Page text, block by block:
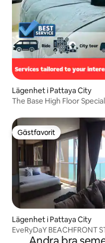
Lägenhet i Pattaya City
The Base High Floor
Gästfavorit
Gästfavorit
Lägenhet i Pattaya City
EveRyDaY BEACHFRONT